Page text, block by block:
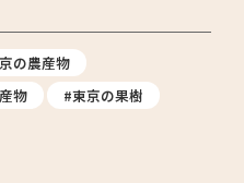
の農産物
物
#東京の果樹